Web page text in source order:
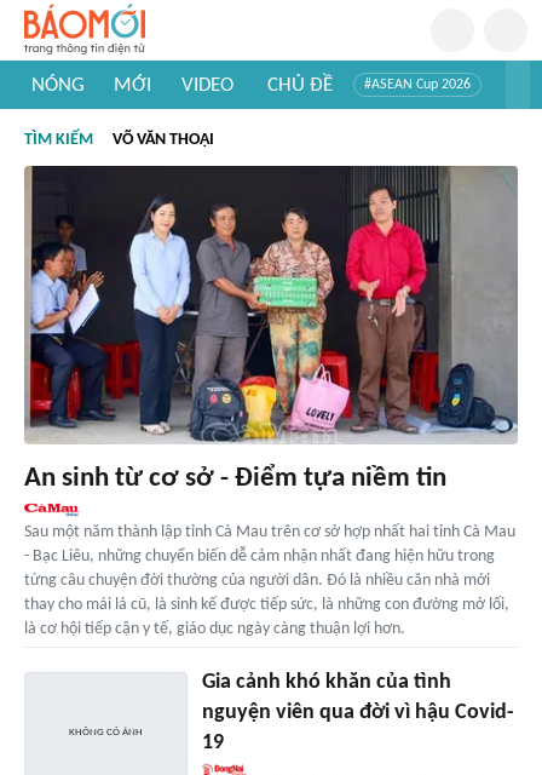
NÓNG MỚI VIDEO CHỦ ĐỀ #ASEAN Cup 2026
#Khám phá thế giới
TÌM KIẾM VÕ VĂN THOẠI
An sinh từ cơ sở - Điểm tựa niềm tin
Sau một năm thành lập tỉnh Cà Mau trên cơ sở hợp nhất hai tỉnh Cà Mau
- Bạc Liêu, những chuyển biến dễ cảm nhận nhất đang hiện hữu trong
từng câu chuyện đời thường của người dân. Đó là nhiều căn nhà mới
thay cho mái lá cũ, là sinh kế được tiếp sức, là những con đường mở lối,
là cơ hội tiếp cận y tế, giáo dục ngày càng thuận lợi hơn.
Gia cảnh khó khăn của tình
nguyện viên qua đời vì hậu Covid-
19